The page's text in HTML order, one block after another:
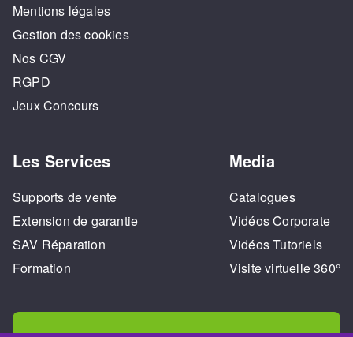
Mentions légales
Gestion des cookies
Nos CGV
RGPD
Jeux Concours
Les Services
Supports de vente
Extension de garantie
SAV Réparation
Formation
Media
Catalogues
Vidéos Corporate
Vidéos Tutoriels
Visite virtuelle 360°